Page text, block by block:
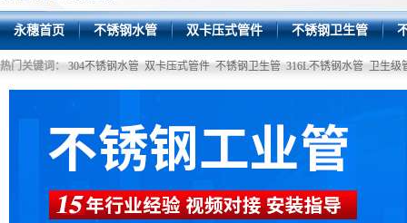
永穗首页 不锈钢水管 双卡压式管件 不锈钢卫生管
热门关键词： 304不锈钢水管 双卡压式管件 不锈钢卫生管 316L不锈钢水管 卫生级